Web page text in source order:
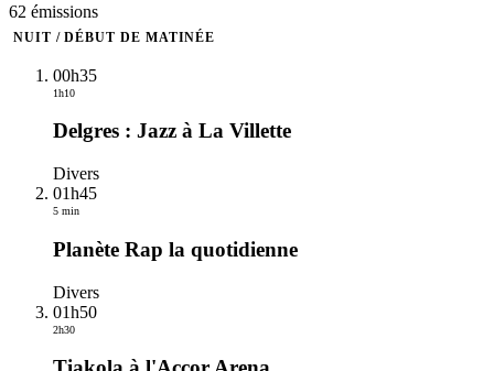
62 émissions
NUIT / DÉBUT DE MATINÉE
00h35
1h10
Delgres : Jazz à La Villette
Divers
01h45
5 min
Planète Rap la quotidienne
Divers
01h50
2h30